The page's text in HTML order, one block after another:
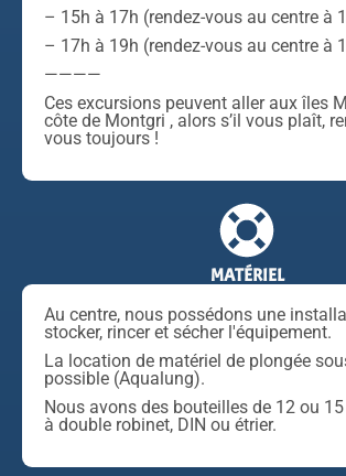
– 15h à 17h (rendez-vous au centre à
– 17h à 19h (rendez-vous au centre à
————
Ces excursions peuvent aller aux îles
côte de Montgri , alors s’il vous plaît,
vous toujours !
MATÉRIEL
Au centre, nous possédons une
stocker, rincer et sécher l'équipement.
La location de matériel de plongée
possible (Aqualung).
Nous avons des bouteilles de 12 ou
à double robinet, DIN ou étrier.